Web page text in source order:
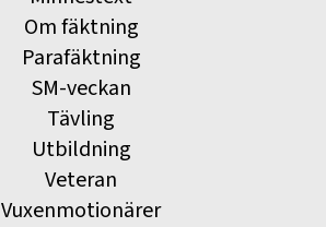
Om fäktning
Parafäktning
SM-veckan
Tävling
Utbildning
Veteran
Vuxenmotionärer